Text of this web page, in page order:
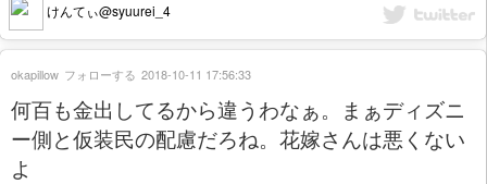
けんてぃ@syuurei_4
何百も金出してるから違うわなぁ。まぁディズニ
ー側と仮装民の配慮だろね。花嫁さんは悪くない
よ
okapillow フォローする 2018-10-11 17:56:33